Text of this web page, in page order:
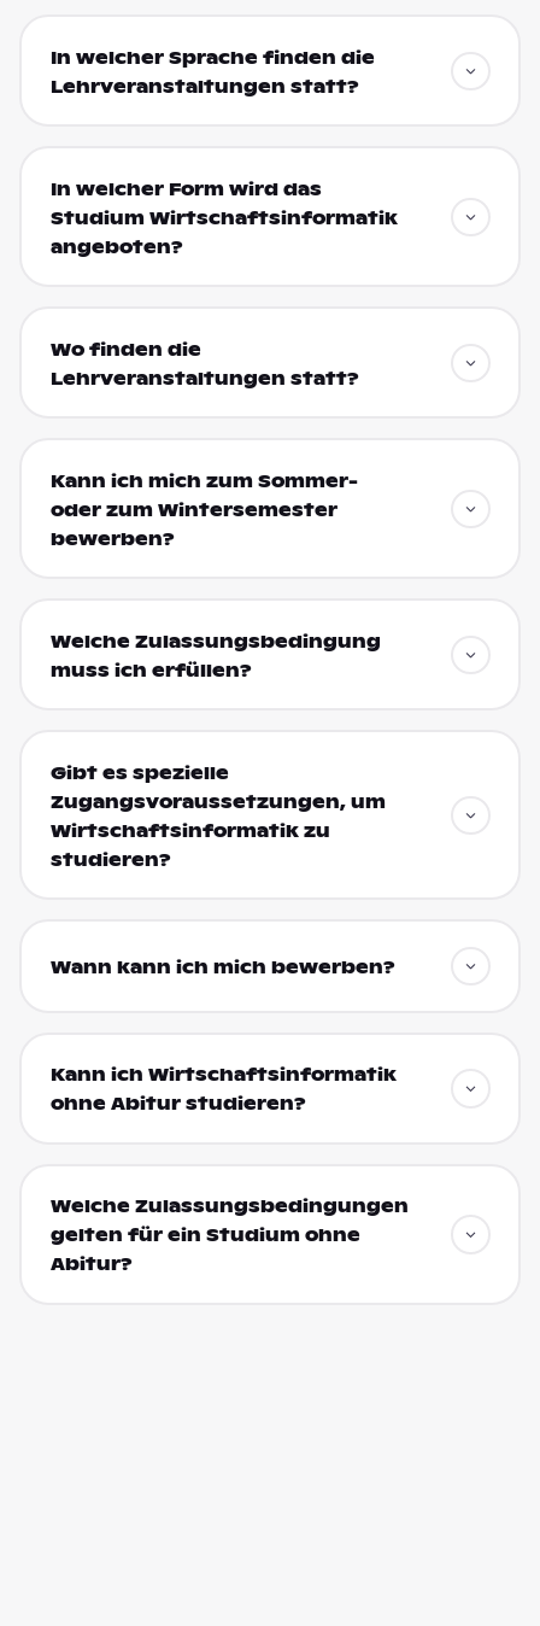
In welcher Sprache finden die
Lehrveranstaltungen statt?
In welcher Form wird das
Studium Wirtschaftsinformatik
angeboten?
Wo finden die
Lehrveranstaltungen statt?
Kann ich mich zum Sommer-
oder zum Wintersemester
bewerben?
Welche Zulassungsbedingung
muss ich erfüllen?
Gibt es spezielle
Zugangsvoraussetzungen, um
Wirtschaftsinformatik zu
studieren?
Wann kann ich mich bewerben?
Kann ich Wirtschaftsinformatik
ohne Abitur studieren?
Welche Zulassungsbedingungen
gelten für ein Studium ohne
Abitur?